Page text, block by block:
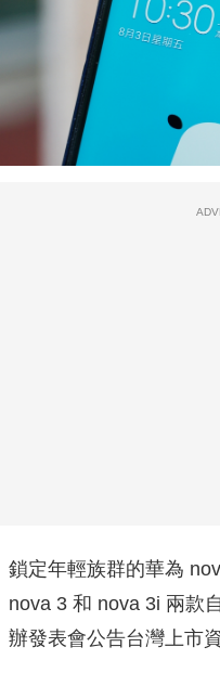
鎖定年輕族群的華為
nova 3 和 nova 3i 兩款
辦發表會公告台灣上市資